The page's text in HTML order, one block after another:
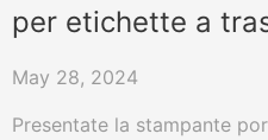
per etichette a
May 28, 2024
Presentate la stampante